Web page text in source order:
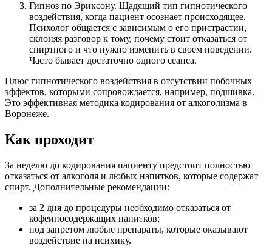
Гипноз по Эриксону. Щадящий тип гипнотического
воздействия, когда пациент осознает происходящее.
Психолог общается с зависимым о его пристрастии,
склоняя разговор к тому, почему стоит отказаться от
спиртного и что нужно изменить в своем поведении.
Часто бывает достаточно одного сеанса.
Плюс гипнотического воздействия в отсутствии побочных
эффектов, которыми сопровождается, например, подшивка.
Это эффективная методика кодирования от алкоголизма в
Воронеже.
Как проходит
За неделю до кодирования пациенту предстоит полностью
отказаться от алкоголя и любых напитков, которые содержат
спирт. Дополнительные рекомендации:
за 2 дня до процедуры необходимо отказаться от
кофеиносодержащих напитков;
под запретом любые препараты, которые оказывают
воздействие на психику.